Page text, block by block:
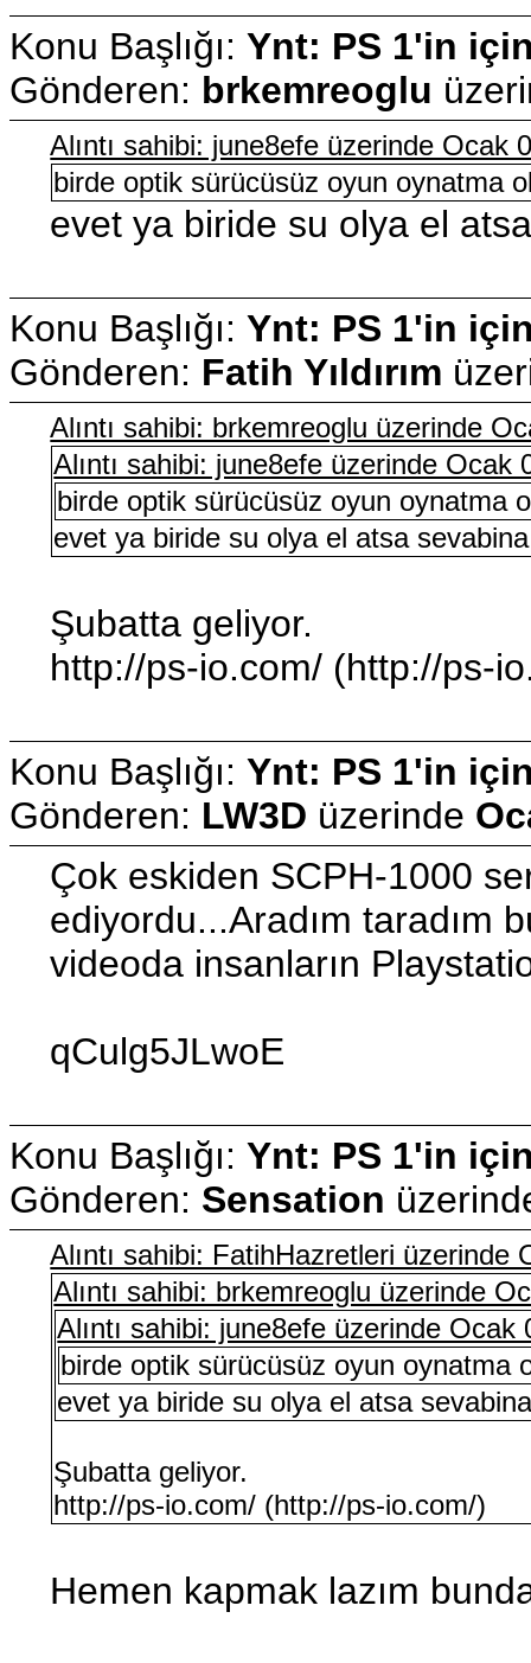
Konu Başlığı: Ynt: PS 1'in
Gönderen: brkemreoglu
Alıntı sahibi: june8efe üzerinde Ocak
birde optik sürücüsüz oyun oynatma
evet ya biride su olya el
Konu Başlığı: Ynt: PS 1'in
Gönderen: Fatih Yıldırım
Alıntı sahibi: brkemreoglu üzerinde
Alıntı sahibi: june8efe üzerinde
birde optik sürücüsüz oyun oynatma
evet ya biride su olya el atsa
Şubatta geliyor.
http://ps-io.com/ (http://ps-
Konu Başlığı: Ynt: PS 1'in
Gönderen: LW3D üzerinde
Çok eskiden SCPH-1000
ediyordu...Aradım taradım
videoda insanların
qCulg5JLwoE
Konu Başlığı: Ynt: PS 1'in
Gönderen: Sensation
Alıntı sahibi: FatihHazretleri
Alıntı sahibi: brkemreoglu üzerinde
Alıntı sahibi: june8efe üzerinde
birde optik sürücüsüz oyun oynatma
evet ya biride su olya el atsa
Şubatta geliyor.
http://ps-io.com/ (http://ps-io.com/)
Hemen kapmak lazım